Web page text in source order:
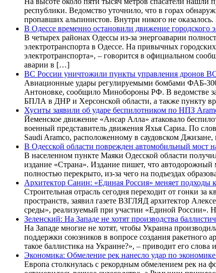
республики. Ведомство уточнило, что в горах
пропавших альпинистов. Внутри никого не
В Одессе временно остановили движение городского
В четырех районах Одессы из-за энергоаварии
электротранспорта в Одессе. На привычных
электротранспорта», – говорится в официальном
аварии в […]
ВС России уничтожили пункты управления дронов
Авиационные удары регулируемыми бомбами ФАБ-
Антоновке, сообщило Минобороны РФ. В ведомстве
БПЛА в ДНР и Херсонской области, а также пункту
Хуситы заявили об ударе беспилотником по НПЗ
Йеменское движение «Ансар Алла» атаковало
военный представитель движения Яхья Сариа. По
Saudi Aramco, расположенному в саудовском
В Одесской области поврежден автомобильный мост
В населенном пункте Маяки Одесской области
издание «Страна». Издание пишет, что
полностью перекрыто, из-за чего на подъездах
Архитектор Санин: «Единая Россия» меняет подходы к
Строительная отрасль сегодня переходит от гонки
пространств, заявил газете ВЗГЛЯД архитектор
среды», реализуемый при участии «Единой России».
Зеленский: На Западе не хотят производства
На Западе многие не хотят, чтобы Украина
поддержки союзников в вопросе создания ракетного
такое баллистика на Украине?», – приводит его
Экономика: Обмеление рек нанесло удар по
Европа столкнулась с рекордным обмелением рек на